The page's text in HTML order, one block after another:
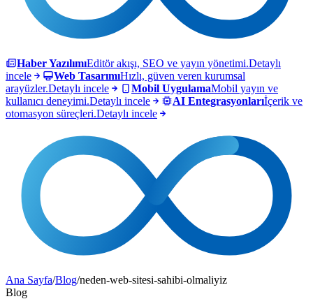
Haber YazılımıEditör akışı, SEO ve yayın yönetimi.Detaylı
incele
Web TasarımıHızlı, güven veren kurumsal
arayüzler.Detaylı incele Mobil UygulamaMobil yayın ve
kullanıcı deneyimi.Detaylı incele AI Entegrasyonlarıİçerik ve
otomasyon süreçleri.Detaylı incele
Ana Sayfa/Blog/neden-web-sitesi-sahibi-olmaliyiz
Blog